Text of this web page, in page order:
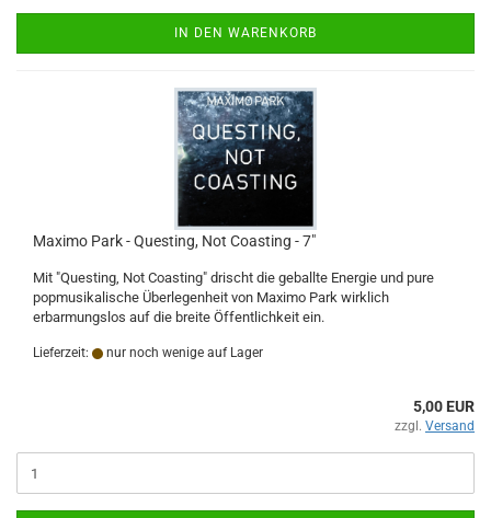
IN DEN WARENKORB
Maximo Park - Questing, Not Coasting - 7"
Mit "Questing, Not Coasting" drischt die geballte Energie und pure
popmusikalische Überlegenheit von Maximo Park wirklich
erbarmungslos auf die breite Öffentlichkeit ein.
Lieferzeit: nur noch wenige auf Lager
5,00 EUR
zzgl. Versand